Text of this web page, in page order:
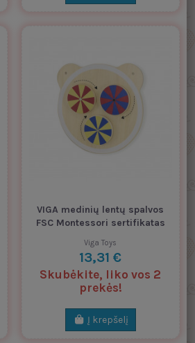
VIGA medinių lentų spalvos
FSC Montessori sertifikatas
Viga Toys
13,31 €
Skubėkite, liko vos 2
prekės!
Į krepšelį